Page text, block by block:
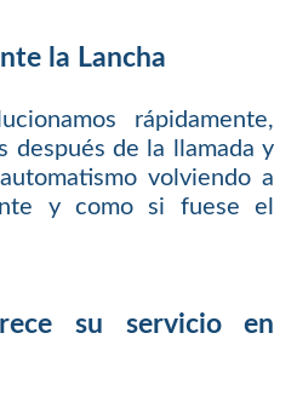
la Lancha
rápidamente,
después de la llamada y
volviendo a
y como si fuese el
su servicio en